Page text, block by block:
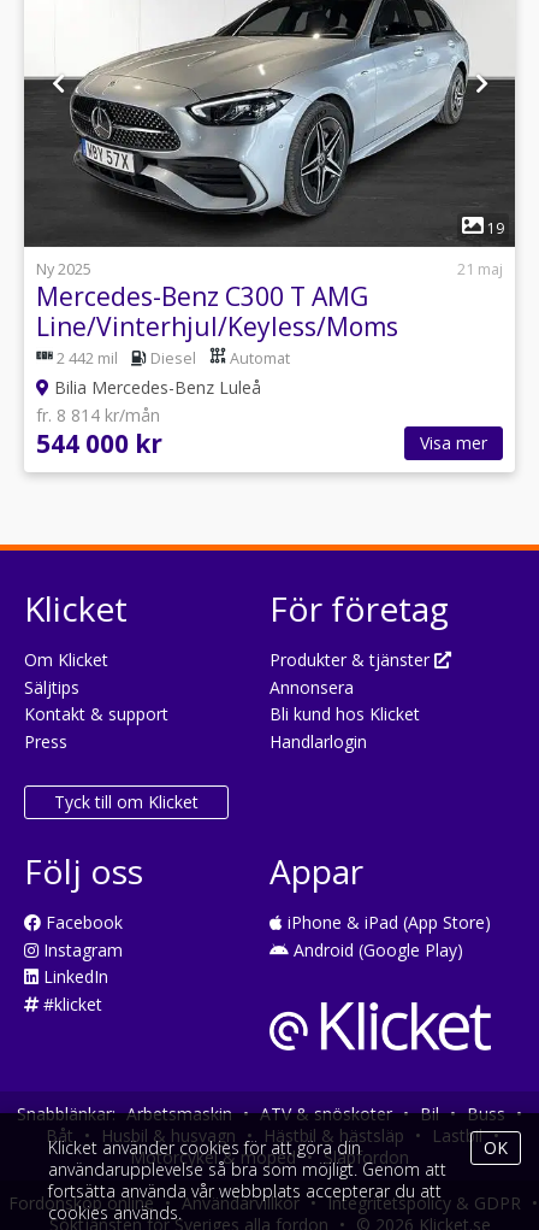
1
19
Ny 2025
21 maj
Mercedes-Benz C300 T AMG
Line/Vinterhjul/Keyless/Moms
2 442 mil Diesel Automat
Bilia Mercedes-Benz Luleå
fr. 8 814 kr/mån
544 000 kr Visa mer
Klicket
Om Klicket
Säljtips
Kontakt & support
Press
Tyck till om Klicket
För företag
Produkter & tjänster
Annonsera
Bli kund hos Klicket
Handlarlogin
Följ oss
Facebook
Instagram
LinkedIn
#klicket
Appar
iPhone & iPad (App Store)
Android (Google Play)
Snabblänkar: Arbetsmaskin • ATV & snöskoter • Bil • Buss •
Båt • Husbil & husvagn • Hästbil & hästsläp • Lastbil •
Motorcykel & moped • Släpfordon
Fordonsköp online • Användarvillkor • Integritetspolicy & GDPR •
Söktjänsten för Sveriges alla fordon • © 2026 Klicket.se
Klicket använder cookies för att göra din
användarupplevelse så bra som möjligt. Genom att
fortsätta använda vår webbplats accepterar du att
cookies används.
OK